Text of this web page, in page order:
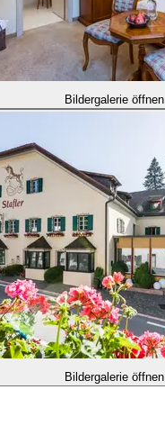
Bildergalerie öffnen
Bildergalerie öffnen